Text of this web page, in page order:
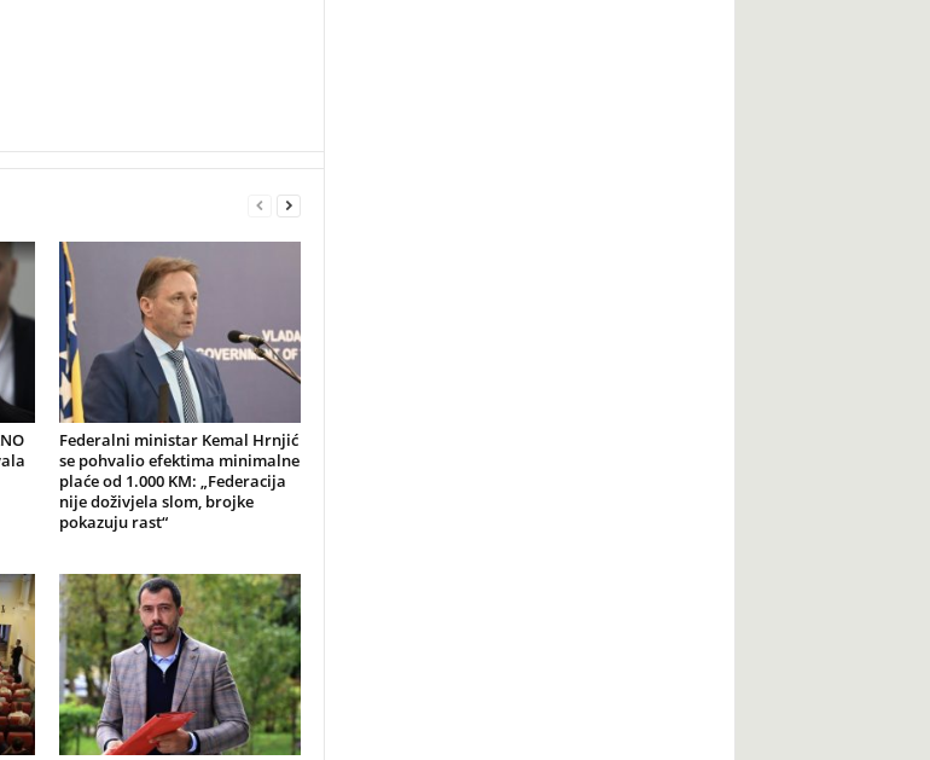
Federalni ministar Kemal Hrnjić
se pohvalio efektima minimalne
plaće od 1.000 KM: „Federacija
nije doživjela slom, brojke
pokazuju rast“